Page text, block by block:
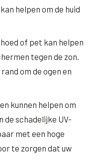
helpen om de huid
of pet kan helpen
tegen de zon.
om de ogen en
kunnen helpen om
de schadelijke UV-
met een hoge
te zorgen dat uw